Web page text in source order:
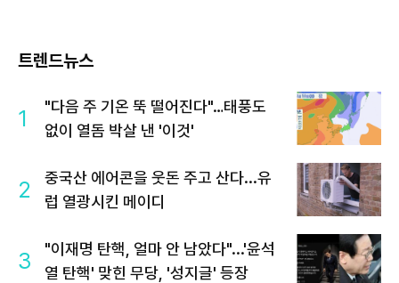
트렌드뉴스
1
"다음 주 기온 뚝 떨어진다"…태풍도
없이 열돔 박살 낸 '이것'
2
중국산 에어콘을 웃돈 주고 산다...유
럽 열광시킨 메이디
3
"이재명 탄핵, 얼마 안 남았다"...'윤석
열 탄핵' 맞힌 무당, '성지글' 등장